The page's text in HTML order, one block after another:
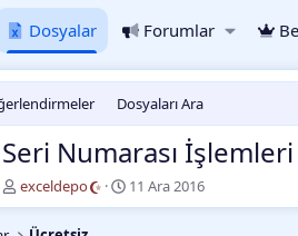
Dosyalar Forumlar
Dosyaları Ara
Seri Numarası
Y
a
exceldepo
O
l
11 Ara 2016